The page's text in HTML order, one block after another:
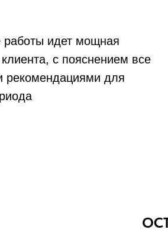
работы идет мощная
с пояснением все
рекомендациями для